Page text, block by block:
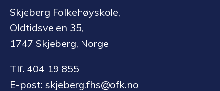
Skjeberg Folkehøyskole,
Oldtidsveien 35,
1747 Skjeberg, Norge
Tlf: 404 19 855
E-post: skjeberg.fhs@ofk.no